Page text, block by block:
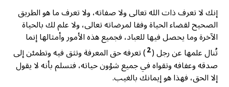
إنك لا تعرف ذات الله تعالى ولا صفاته، ولا تعرف ما هو الطريق
الصحيح لقضاء الحياة وفقا لمرضاته تعالى، ولا علم لك بالحياة
الآخرة وما يحصل فيها للعباد، فجميع هذه الأمور وأمثالها إنما
تُنال علمها عن رجل (2) تعرفه حق المعرفة وتثق فيه وتطمئن إلى
صدقه وعفافه وتقواه في جميع شؤون حياته، فتسلم بأنه لا يقول
إلا الحق، فهذا هو إيمانك بالغيب.